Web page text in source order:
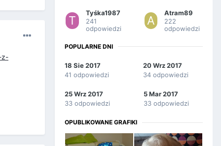
z-
Tyśka1987
241
odpowiedzi
Atram89
222
odpowiedzi
POPULARNE DNI
18 Sie 2017
41 odpowiedzi
20 Wrz 2017
34 odpowiedzi
25 Wrz 2017
33 odpowiedzi
5 Mar 2017
33 odpowiedzi
OPUBLIKOWANE GRAFIKI